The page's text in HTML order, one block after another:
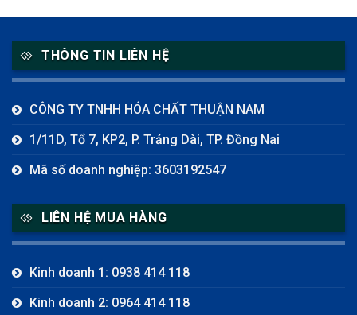
THÔNG TIN LIÊN HỆ
CÔNG TY TNHH HÓA CHẤT THUẬN NAM
1/11D, Tổ 7, KP2, P. Trảng Dài, TP. Đồng Nai
Mã số doanh nghiệp: 3603192547
LIÊN HỆ MUA HÀNG
Kinh doanh 1: 0938 414 118
Kinh doanh 2: 0964 414 118